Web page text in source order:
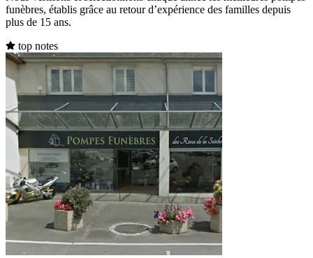
funèbres, établis grâce au retour d’expérience des familles depuis
plus de 15 ans.
top notes